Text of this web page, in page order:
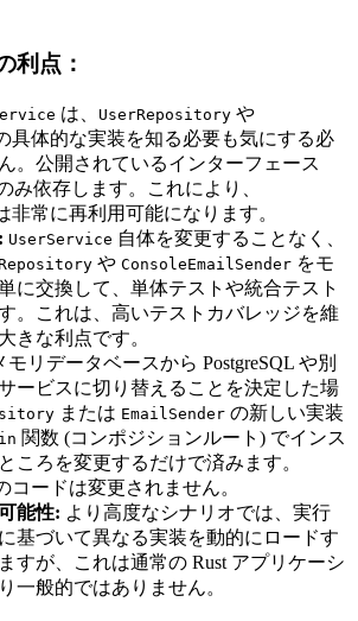
利点：
は、 UserRepository や
具体的な実装を知る必要も気にする必
。公開されているインターフェース
み依存します。これにより、
非常に再利用可能になります。
UserService 自体を変更することなく、
や ConsoleEmailSender をモ
に交換して、単体テストや統合テスト
。これは、高いテストカバレッジを維
きな利点です。
モリデータベースから PostgreSQL や別
ービスに切り替えることを決定した場
または EmailSender の新しい実装
関数 (コンポジションルート) でインス
ころを変更するだけで済みます。
コードは変更されません。
能性: より高度なシナリオでは、実行
基づいて異なる実装を動的にロードす
すが、これは通常の Rust アプリケーシ
一般的ではありません。